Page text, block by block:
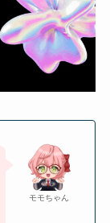
モモちゃん